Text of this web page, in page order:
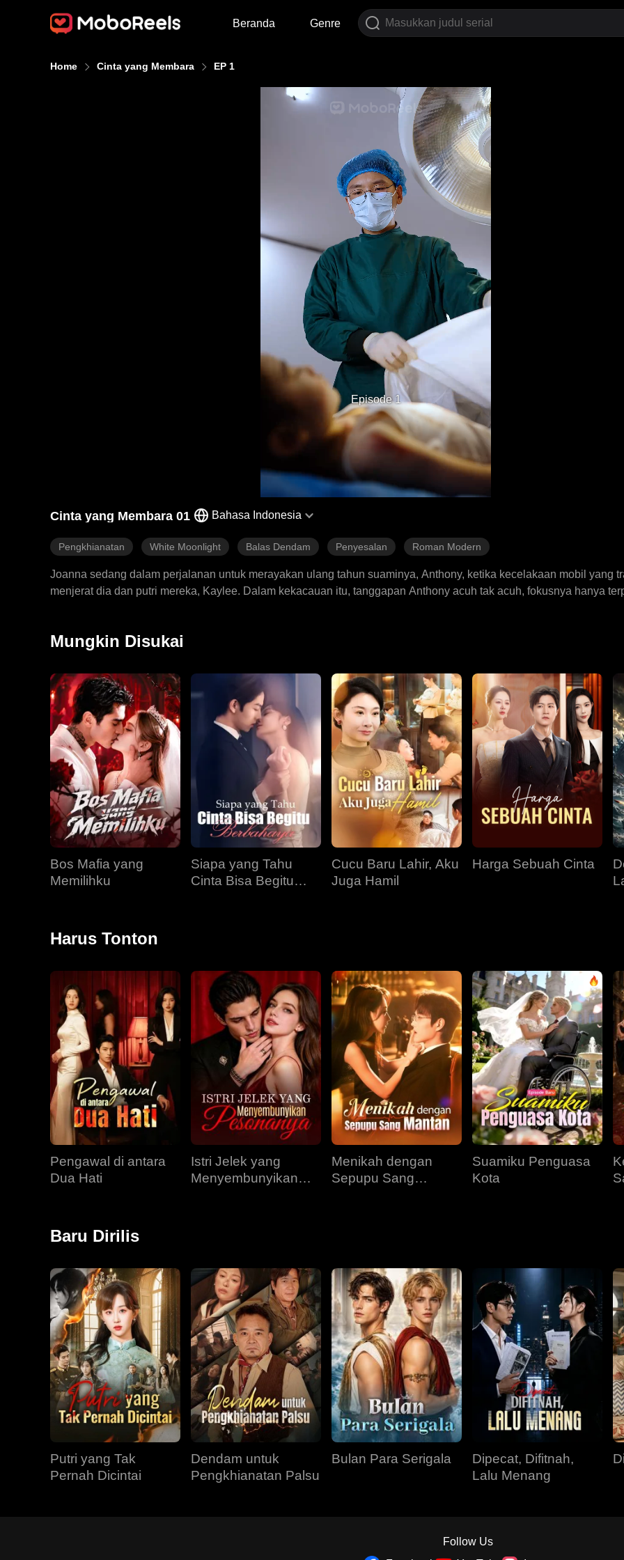
Beranda Genre
Home Cinta yang Membara EP 1
Episode 1
Cinta yang Membara 01 Bahasa Indonesia
Pengkhianatan White Moonlight Balas Dendam Penyesalan Roman Modern
Joanna sedang dalam perjalanan untuk merayakan ulang tahun suaminya, Anthony, ketika kecelakaan mobil yang
menjerat dia dan putri mereka, Kaylee. Dalam kekacauan itu, tanggapan Anthony acuh tak acuh, fokusnya hanya
waktunya.
Mungkin Disukai
Bos Mafia yang
Memilihku
Siapa yang Tahu
Cinta Bisa Begitu
Cucu Baru Lahir, Aku
Juga Hamil
Harga Sebuah Cinta
Harus Tonton
Pengawal di antara
Dua Hati
Istri Jelek yang
Menyembunyikan
Menikah dengan
Sepupu Sang
Suamiku Penguasa
Kota
Baru Dirilis
Putri yang Tak
Pernah Dicintai
Dendam untuk
Pengkhianatan Palsu
Bulan Para Serigala
Dipecat, Difitnah,
Lalu Menang
Follow Us